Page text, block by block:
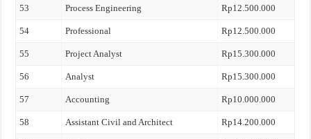
53 Process Engineering Rp12.500.000
54 Professional Rp12.500.000
55 Project Analyst Rp15.300.000
56 Analyst Rp15.300.000
57 Accounting Rp10.000.000
58 Assistant Civil and Architect Rp14.200.000